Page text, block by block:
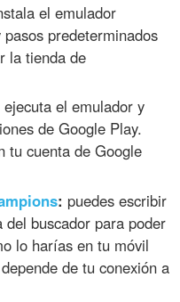
el emulador
predeterminados
la tienda de
ejecuta el emulador y
de Google Play.
tu cuenta de Google
: puedes escribir
buscador para poder
lo harías en tu móvil
de tu conexión a